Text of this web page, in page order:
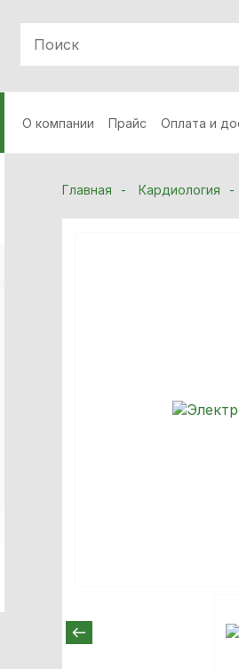
О компании Прайс Оплата и
Главная Кардиология